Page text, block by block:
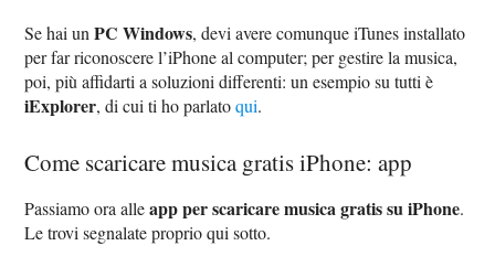
Se hai unPC Windows, devi avere comunque iTunes installato
per far riconoscere l’iPhone al computer; per gestire la musica,
poi, più affidarti a soluzioni differenti: un esempio su tutti è
iExplorer, di cui ti ho parlatoqui.
Come scaricare musica gratis iPhone: app
Passiamo ora alleapp per scaricare musica gratis su iPhone.
Le trovi segnalate proprio qui sotto.